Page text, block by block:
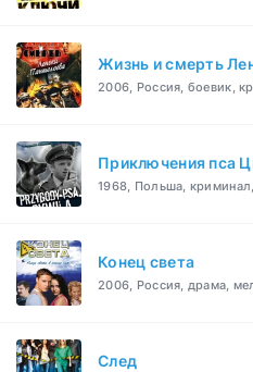
Жизнь и смерть
2006, Россия, боевик,
Приключения пса
1968, Польша,
Конец света
2006, Россия, драма,
След